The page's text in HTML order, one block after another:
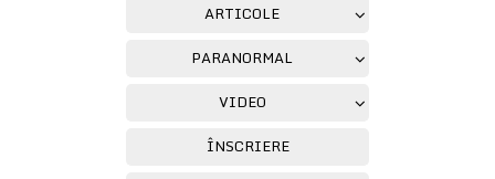
ARTICOLE
PARANORMAL
VIDEO
ÎNSCRIERE